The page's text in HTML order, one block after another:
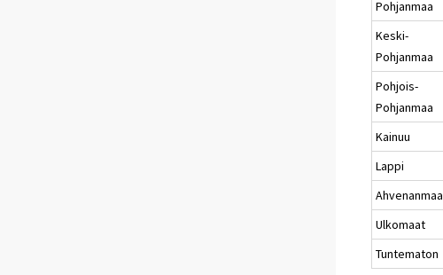
Pohjanmaa
Keski-
Pohjanmaa
Pohjois-
Pohjanmaa
Kainuu
Lappi
Ahvenanmaa
Ulkomaat
Tuntematon